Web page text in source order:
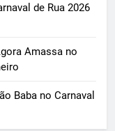
de Rua 2026
Amassa no
Baba no Carnaval